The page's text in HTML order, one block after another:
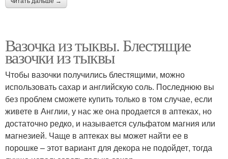
Вазочка из тыквы. Блестящие
вазочки из тыквы
Чтобы вазочки получились блестящими, можно
использовать сахар и английскую соль. Последнюю вы
без проблем сможете купить только в том случае, если
живете в Англии, у нас же она продается в аптеках, но
достаточно редко, и называется сульфатом магния или
магнезией. Чаще в аптеках вы может найти ее в
порошке – этот вариант для декора не подойдет, тогда